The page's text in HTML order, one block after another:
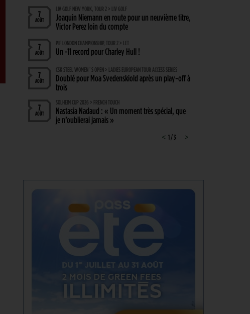
7
AOÛT
LIV GOLF NEW YORK, TOUR 2 > LIV GOLF
Joaquin Niemann en route pour un neuvième titre,
Victor Perez loin du compte
7
AOÛT
PIF LONDON CHAMPIONSHIP, TOUR 2 > LET
Un -11 record pour Charley Hull !
7
AOÛT
CSK STEEL WOMEN´S OPEN > LADIES EUROPEAN TOUR ACCESS SERIES
Doublé pour Moa Svedenskiold après un play-off à
trois
7
AOÛT
SOLHEIM CUP 2026 > FRENCH TOUCH
Nastasia Nadaud : « Un moment très spécial, que
je n’oublierai jamais »
Hossler veut briser la malédiction, Saddier fringant,
AOÛT
Michael Thorbjornsen : les secrets d’un sac qui a
changé de visage avant son premier succès sur le
GUERRE DES CIRCUITS > QUESTIONS POUR DES CHAMPIONS
LIV Golf : Quel avenir pour Rahm et DeChambeau ?
Le FedEx St. Jude Championship va perdre son
statut de tournoi XXL
< >
1 / 3